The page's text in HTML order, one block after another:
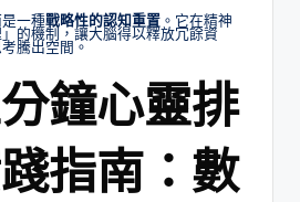
一種戰略性的認知重置 。它在精神
的機制，讓大腦得以釋放冗餘資
騰出空間。
鐘心靈排
指南：數